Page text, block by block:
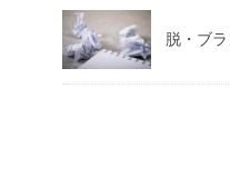
脱・ブ